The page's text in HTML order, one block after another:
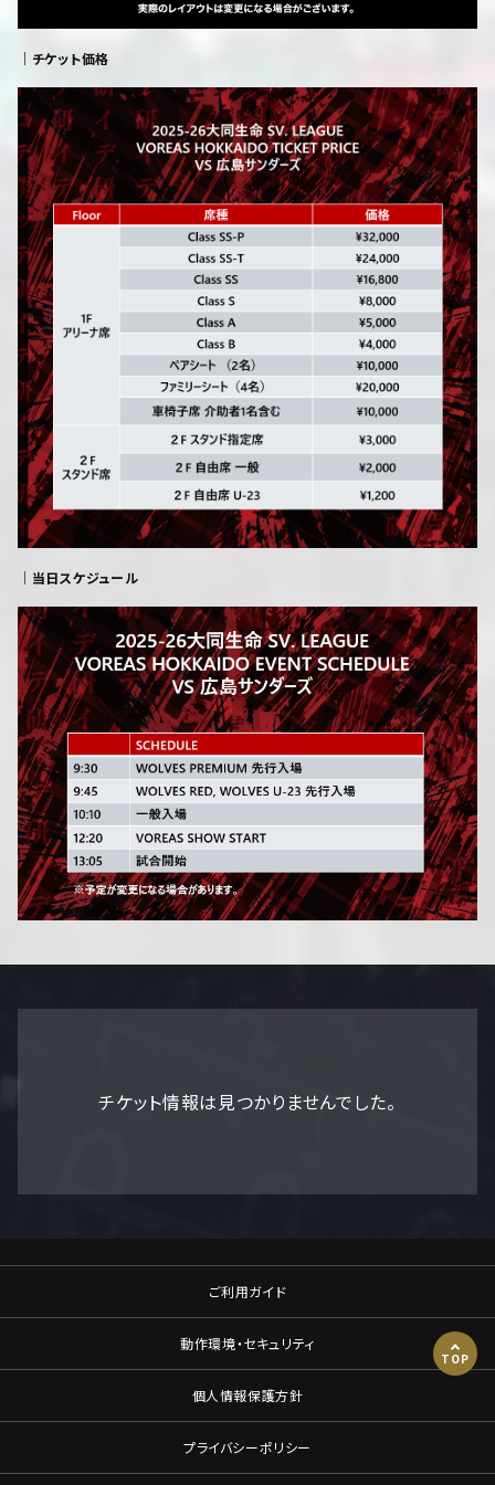
｜チケット価格
｜当日スケジュール
チケット情報は見つかりませんでした。
ご利用ガイド
動作環境・セキュリティ
個人情報保護方針
プライバシーポリシー
TOP